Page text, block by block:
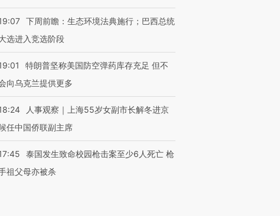
下周前瞻：生态环境法典施行；巴西总统
选进入竞选阶段
特朗普坚称美国防空弹药库存充足 但不
向乌克兰提供更多
人事观察｜上海55岁女副市长解冬进京
任中国侨联副主席
泰国发生致命校园枪击案至少6人死亡 枪
祖父母亦被杀